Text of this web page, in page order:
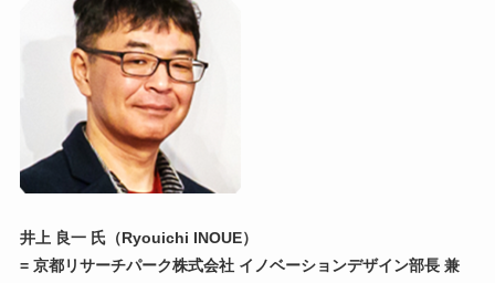
井上 良一 氏（Ryouichi INOUE）
= 京都リサーチパーク株式会社 イノベーションデザイン部長 兼